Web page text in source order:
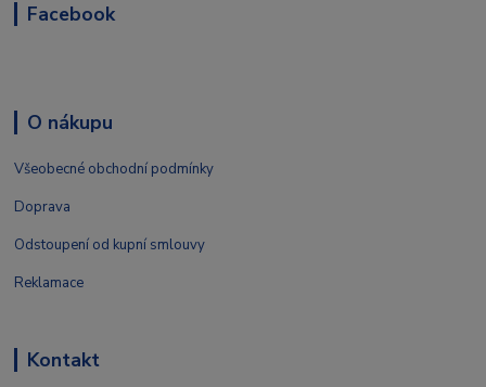
Facebook
O nákupu
Všeobecné obchodní podmínky
Doprava
Odstoupení od kupní smlouvy
Reklamace
Kontakt